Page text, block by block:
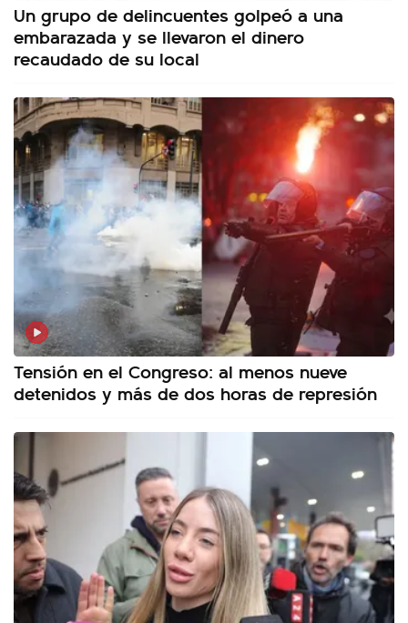
Un grupo de delincuentes golpeó a una
embarazada y se llevaron el dinero
recaudado de su local
Tensión en el Congreso: al menos nueve
detenidos y más de dos horas de represión